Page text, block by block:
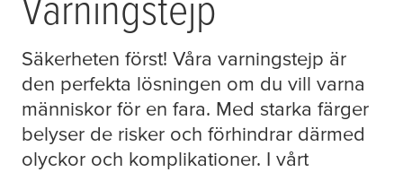
Säkerheten först! Våra varningstejp är
den perfekta lösningen om du vill varna
människor för en fara. Med starka färger
belyser de risker och förhindrar därmed
olyckor och komplikationer. I vårt